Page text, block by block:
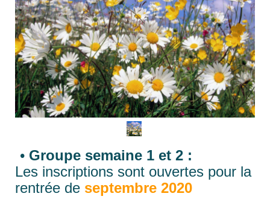
• Groupe semaine 1 et 2 :
Les inscriptions sont ouvertes pour la
rentrée de septembre 2020